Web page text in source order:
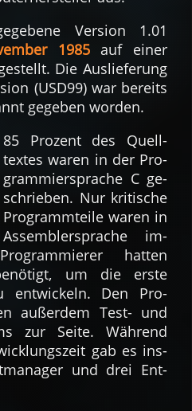
Version 1.01
1985auf einer
Die Aus­liefe­rung
(USD99) war be­reits
ge­geben worden.
85 Pro­zent des Quell­
textes waren in der Pro­
grammier­sprache C ge­
schrie­ben. Nur kri­tische
Pro­gramm­teile waren in
Assembler­sprache im­
hat­ten
um die erste
ent­wickeln. Den Pro­
außer­dem Test- und
zur Seite. Wäh­rend
gab es ins­
und drei Ent­